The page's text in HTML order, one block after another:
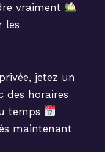
vraiment
les
jetez un
des horaires
temps
maintenant